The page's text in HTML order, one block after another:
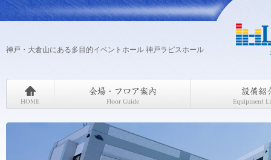
神戸・大倉山にある多目的イベントホール 神戸ラピスホール